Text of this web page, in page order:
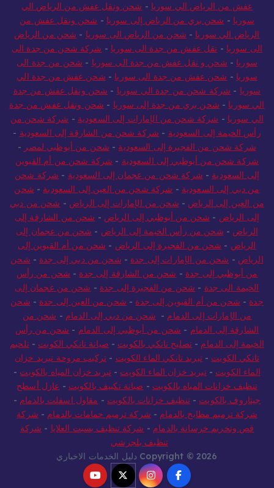
عفش من الرياض الي سوريا - شحن ونقل عفش من الرياض الي
سوريا - شحن بري من الرياض إلى سوريا - شحن ونقل عفش من
الرياض الي سوريا - شحن من الرياض الى سوريا - شحن من الرياض
الى سوريا - نقل عفش من جدة الى سوريا - شركة شحن من جدة الى
سوريا - شحن و نقل عفش من جدة الى سوريا - شحن من جدة الى
سوريا - شحن عفش من جدة الى سوريا - شحن عفش من جدة الي
سوريا - شركة شحن من جدة الي سوريا - شحن ونقل عفش من جدة
الي سوريا - شحن بري من جدة إلى سوريا - شحن ونقل عفش من جدة
الي سوريا - شركة شحن من الإمارات إلى السعودية - شركة شحن من
رأس الخيمة إلى السعودية - شركة شحن من الشارقة إلى السعودية -
شركة شحن من الفجيرة إلى السعودية - شحن من أبوظبي لمصر -
شركة شحن من أبوظبي إلى السعودية - شركة شحن من أم القيوين
إلى السعودية - شركة شحن من عجمان إلى السعودية - شركة شحن
من دبي إلى السعودية - شركة شحن من العين إلى السعودية - شحن
من العين إلى الرياض - شحن من الإمارات إلى الرياض - شحن من دبي
إلى الرياض - شحن من أبوظبي إلى الرياض - شحن من الشارقة إلى
الرياض - شحن من رأس الخيمة إلى الرياض - شحن من عجمان إلى
الرياض - شحن من الفجيرة إلى الرياض - شحن من أم القيوين إلى
الرياض - شحن من الإمارات إلى جدة - شحن من دبي إلى جدة - شحن
من أبوظبي إلى جدة - شحن من الشارقة إلى جدة - شحن من رأس
الخيمة الى جدة - شحن من الفجيرة إلى جدة - شحن من عجمان إلى
جدة - شحن من أم القيوين إلى جدة - شحن من العين إلى جدة - شحن
من الإمارات إلى الدمام - شحن من دبي إلى الدمام - شحن من
الشارقة إلى الدمام - شحن من أبوظبي إلى الدمام - شحن من رأس
الخيمة إلى الدمام -تصليح تانكي بالكويت - صيانة تانكي الكويت -تلحيم
تانكي الكويت -تبريد تانكي الماء الكويت - تركيب مروحة تبريد خزان
الماء الكويت -تبريد خزان الماء الكويت - تبريد خزان المياه بالكويت -
تنظيف خزانات المياه بالكويت - صيانة تكييف بالكويت - عازل أسطح
جيتاروف بالكويت -تنظيف خزانات بالكويت - مقاول اسفلت بالدمام -
شركة ترميم مطابخ بالدمام - شركة ترميم حمامات بالدمام - شركة
قص وتخريم خرسانة بالدمام - شركة تنظيف بسبت العلايا - شركة
تنظيف بلجرشي
Copyright © 2026 دليل الخدمات الاخباري